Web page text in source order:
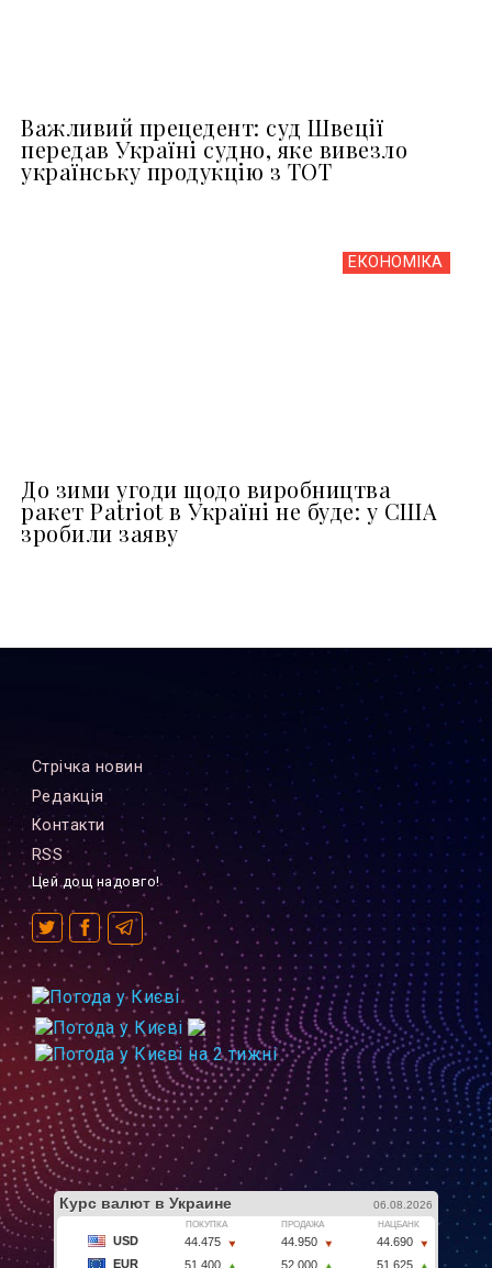
Важливий прецедент: суд Швеції
передав Україні судно, яке вивезло
українську продукцію з ТОТ
ЕКОНОМІКА
До зими угоди щодо виробництва
ракет Patriot в Україні не буде: у США
зробили заяву
Стрiчка новин
Редакцiя
Контакти
RSS
Цей дощ надовго!